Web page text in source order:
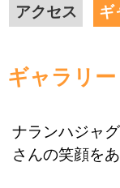
アクセス
ギ
ギャラリー
ナランハジャ
さんの笑顔を